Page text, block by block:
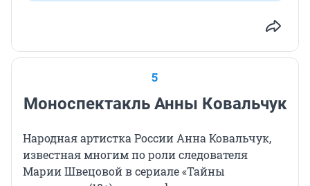
5
Моноспектакль Анны Ковальчук
Народная артистка России Анна Ковальчук,
известная многим по роли следователя
Марии Швецовой в сериале «Тайны